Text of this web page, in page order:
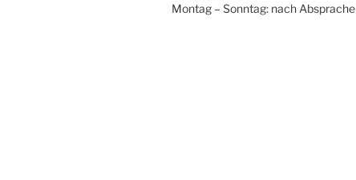
Montag – Sonntag: nach Absprache